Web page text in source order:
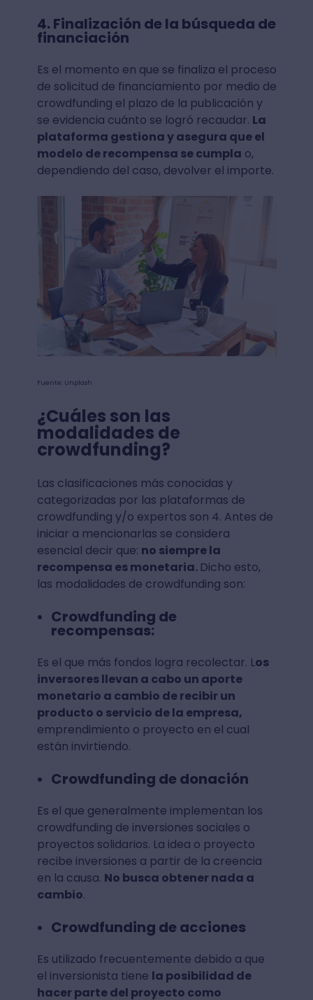
4. Finalización de la búsqueda de
financiación
Es el momento en que se finaliza el proceso
de solicitud de financiamiento por medio de
crowdfunding el plazo de la publicación y
se evidencia cuánto se logró recaudar. La
plataforma gestiona y asegura que el
modelo de recompensa se cumpla o,
dependiendo del caso, devolver el importe.
Fuente: Unplash
¿Cuáles son las
modalidades de
crowdfunding?
Las clasificaciones más conocidas y
categorizadas por las plataformas de
crowdfunding y/o expertos son 4. Antes de
iniciar a mencionarlas se considera
esencial decir que: no siempre la
recompensa es monetaria. Dicho esto,
las modalidades de crowdfunding son:
Crowdfunding de
recompensas:
Es el que más fondos logra recolectar. Los
inversores llevan a cabo un aporte
monetario a cambio de recibir un
producto o servicio de la empresa,
emprendimiento o proyecto en el cual
están invirtiendo.
Crowdfunding de donación
Es el que generalmente implementan los
crowdfunding de inversiones sociales o
proyectos solidarios. La idea o proyecto
recibe inversiones a partir de la creencia
en la causa. No busca obtener nada a
cambio.
Crowdfunding de acciones
Es utilizado frecuentemente debido a que
el inversionista tiene la posibilidad de
hacer parte del proyecto como